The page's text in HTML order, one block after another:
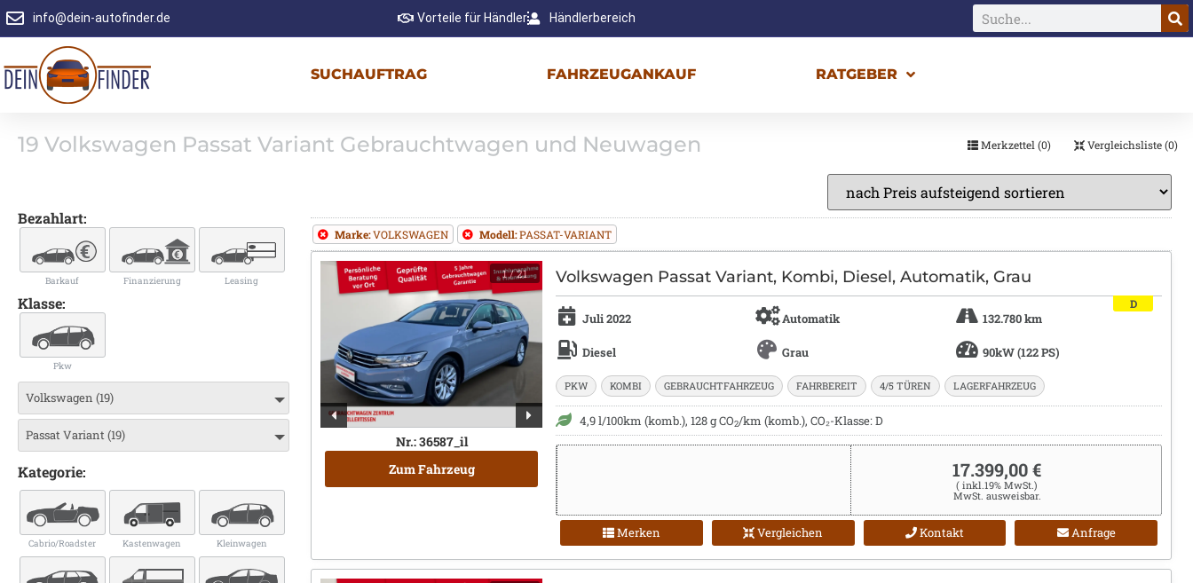
info@dein-autofinder.de Vorteile für Händler Händlerbereich
SUCHAUFTRAG FAHRZEUGANKAUF RATGEBER
19 Volkswagen Passat Variant Gebrauchtwagen und Neuwagen Merkzettel (0) Vergleichsliste (0)
Bezahlart:
Barkauf Finanzierung Leasing
Klasse:
Pkw
Volkswagen (19)
Passat Variant (19)
Kategorie:
Cabrio/Roadster Kastenwagen Kleinwagen
Marke:VOLKSWAGEN Modell:PASSAT-VARIANT
1/ 21
Nr.: 36587_il
Zum Fahrzeug
Volkswagen Passat Variant, Kombi, Diesel, Automatik, Grau
Juli 2022 Automatik 132.780 km
Diesel Grau 90kW (122 PS)
D
PKW KOMBI GEBRAUCHTFAHRZEUG FAHRBEREIT 4/5 TÜREN LAGERFAHRZEUG
4,9 l/100km (komb.), 128 g CO2/km (komb.), CO₂-Klasse: D
17.399,00 €
( inkl.19% MwSt.)
MwSt. ausweisbar.
Merken Vergleichen Kontakt Anfrage